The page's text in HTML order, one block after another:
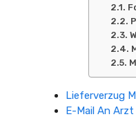
Lieferverzug
E-Mail An